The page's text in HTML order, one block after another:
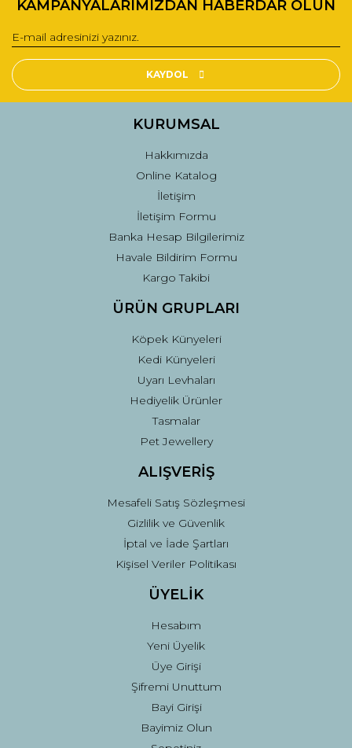
Görüş ve önerileriniz için teşekkür ederiz.
Ürün resmi kalitesiz, bozuk veya görüntülenemiyor.
Ürün açıklamasında eksik bilgiler bulunuyor.
Ürün fiyatı diğer sitelerden daha pahalı.
Gönder
KAMPANYALARIMIZDAN HABERDAR OLUN
KAYDOL
KURUMSAL
Hakkımızda
Online Katalog
İletişim
İletişim Formu
Banka Hesap Bilgilerimiz
Havale Bildirim Formu
Kargo Takibi
ÜRÜN GRUPLARI
Köpek Künyeleri
Kedi Künyeleri
Uyarı Levhaları
Hediyelik Ürünler
Tasmalar
Pet Jewellery
ALIŞVERİŞ
Mesafeli Satış Sözleşmesi
Gizlilik ve Güvenlik
İptal ve İade Şartları
Kişisel Veriler Politikası
ÜYELİK
Hesabım
Yeni Üyelik
Üye Girişi
Şifremi Unuttum
Bayi Girişi
Bayimiz Olun